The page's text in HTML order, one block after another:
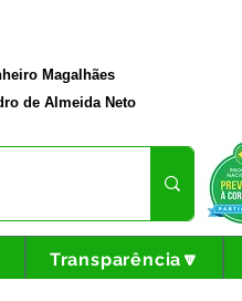
Magalhães
de Almeida Neto
Transparência🔽